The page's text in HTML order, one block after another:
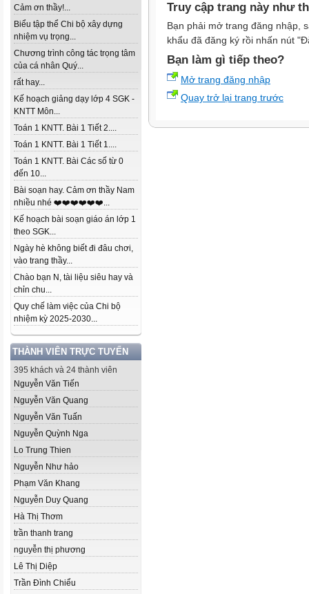
Cảm ơn thầy!...
Biểu tập thể Chi bộ xây dựng
nhiệm vụ trọng...
Chương trình công tác trọng tâm
của cá nhân Quý...
rất hay...
Kế hoạch giảng dạy lớp 4 SGK -
KNTT Môn...
Toán 1 KNTT. Bài 1 Tiết 2....
Toán 1 KNTT. Bài 1 Tiết 1....
Toán 1 KNTT. Bài Các số từ 0
đến 10...
Bài soạn hay. Cảm ơn thầy Nam
nhiều nhé ❤️❤️❤️❤️❤️❤️...
Kế hoạch bài soạn giáo án lớp 1
theo SGK...
Ngày hè không biết đi đâu chơi,
vào trang thầy...
Chào bạn N, tài liệu siêu hay và
chỉn chu...
Quy chế làm việc của Chi bộ
nhiệm kỳ 2025-2030...
THÀNH VIÊN TRỰC TUYẾN
395 khách và 24 thành viên
Nguyễn Văn Tiến
Nguyễn Văn Quang
Nguyễn Văn Tuấn
Nguyễn Quỳnh Nga
Lo Trung Thien
Nguyễn Như hảo
Phạm Văn Khang
Nguyễn Duy Quang
Hà Thị Thơm
trần thanh trang
nguyễn thị phương
Lê Thị Diệp
Trần Đình Chiểu
Truy cập trang này như
Bạn phải mở trang đăng nhập,
khẩu đã đăng ký rồi nhấn nút
Bạn làm gì tiếp theo?
Mở trang đăng nhập
Quay trở lại trang trước